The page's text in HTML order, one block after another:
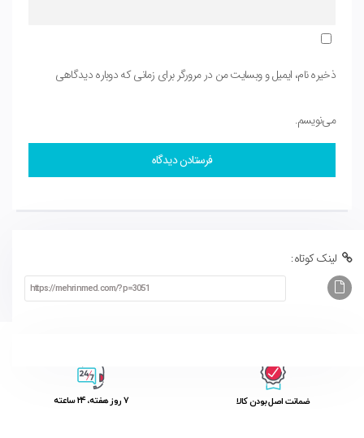
ذخیره نام، ایمیل و وبسایت من در مرورگر برای زمانی که دوباره دیدگاهی
می‌نویسم.
لینک کوتاه:
ﺿﻤﺎﻧﺖ اﺻﻞ ﺑﻮدن ﮐﺎﻟﺎ ۷ روز ﻫﻔﺘﻪ، ۲۴ ﺳﺎﻋﺘﻪ